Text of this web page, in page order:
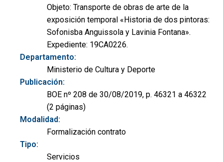
Objeto: Transporte de obras de arte de la
exposición temporal «Historia de dos pintoras:
Sofonisba Anguissola y Lavinia Fontana».
Expediente: 19CA0226.
Departamento:
Ministerio de Cultura y Deporte
Publicación:
BOE nº 208 de 30/08/2019, p. 46321 a 46322
(2 páginas)
Modalidad:
Formalización contrato
Tipo:
Servicios